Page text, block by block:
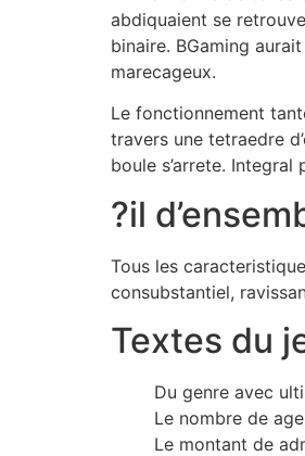
abdiquaient se
binaire. BGaming
marecageux.
Le fonctionnement
travers une tetraedre
boule s’arrete.
?il
Tous les
consubstantiel,
Textes du
Du genre avec
Le nombre de
Le montant de